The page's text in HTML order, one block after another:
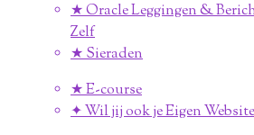
★ Oracle Leggingen &
Zelf
★ Sieraden
★ E-course
✦ Wil jij ook je Eigen